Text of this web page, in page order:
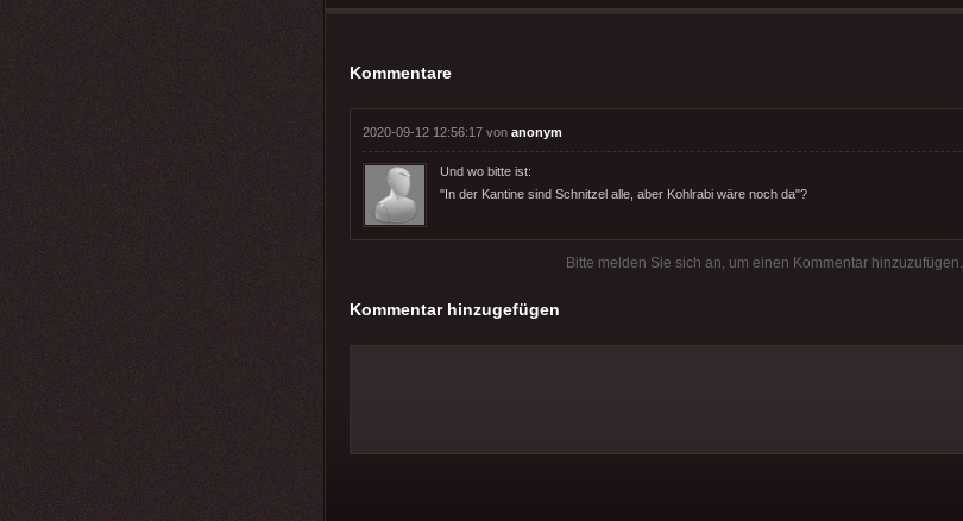
Kommentare
2020-09-12 12:56:17 von anonym
Und wo bitte ist:
"In der Kantine sind Schnitzel alle, aber Kohlrabi wäre noch da"?
Bitte melden Sie sich an, um einen Kommentar hinzuzufügen.
Kommentar hinzugefügen